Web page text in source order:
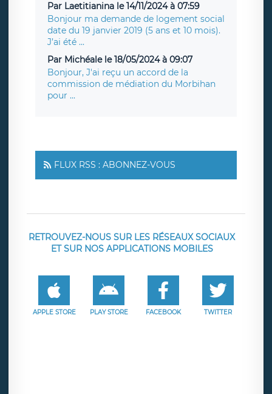
Par Laetitianina le 14/11/2024 à 07:59
Bonjour ma demande de logement social
date du 19 janvier 2019 (5 ans et 10 mois).
J’ai été ...
Par Michéale le 18/05/2024 à 09:07
Bonjour, J'ai reçu un accord de la
commission de médiation du Morbihan
pour ...
FLUX RSS : ABONNEZ-VOUS
RETROUVEZ-NOUS SUR LES RÉSEAUX SOCIAUX
ET SUR NOS APPLICATIONS MOBILES
APPLE STORE PLAY STORE FACEBOOK TWITTER